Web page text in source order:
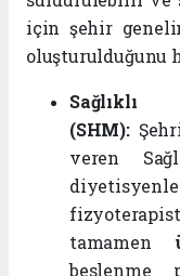
için şehir
oluşturulduğunu
(SHM):
veren
tamamen
beslenme